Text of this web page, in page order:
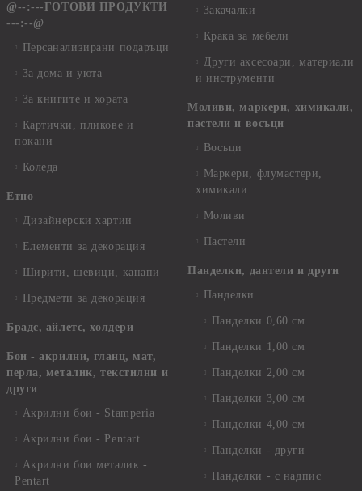
@--:---ГОТОВИ ПРОДУКТИ
---:--@
Персанализирани подаръци
За дома и уюта
За книгите и хората
Картички, пликове и
покани
Коледа
Етно
Дизайнерски хартии
Елементи за декорация
Ширити, шевици, канапи
Предмети за декорация
Брадс, айлетс, холдери
Бои - акрилни, гланц, мат,
перла, металик, текстилни и
други
Акрилни бои - Stamperia
Акрилни бои - Pentart
Акрилни бои металик -
Pentart
Закачалки
Крака за мебели
Други аксесоари, материали
и инструменти
Моливи, маркери, химикали,
пастели и восъци
Восъци
Маркери, флумастери,
химикали
Моливи
Пастели
Панделки, дантели и други
Панделки
Панделки 0,60 см
Панделки 1,00 см
Панделки 2,00 см
Панделки 3,00 см
Панделки 4,00 см
Панделки - други
Панделки - с надпис